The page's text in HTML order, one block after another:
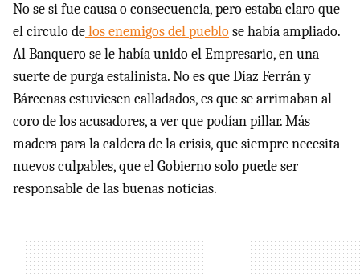
No se si fue causa o consecuencia, pero estaba claro que
el circulo delos enemigos del pueblose había ampliado.
Al Banquero se le había unido el Empresario, en una
suerte de purga estalinista. No es que Díaz Ferrán y
Bárcenas estuviesen calladados, es que se arrimaban al
coro de los acusadores, a ver que podían pillar. Más
madera para la caldera de la crisis, que siempre necesita
nuevos culpables, que el Gobierno solo puede ser
responsable de las buenas noticias.